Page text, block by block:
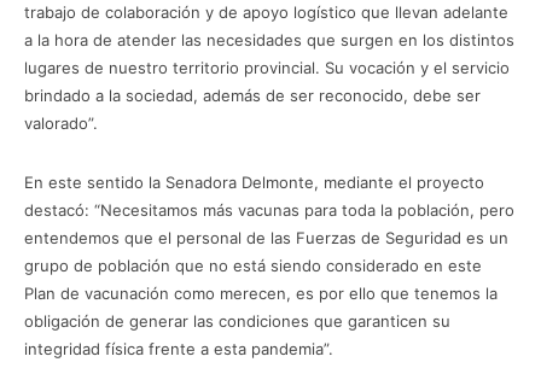
trabajo de colaboración y de apoyo logístico que llevan adelante
a la hora de atender las necesidades que surgen en los distintos
lugares de nuestro territorio provincial. Su vocación y el servicio
brindado a la sociedad, además de ser reconocido, debe ser
valorado”.
En este sentido la Senadora Delmonte, mediante el proyecto
destacó: “Necesitamos más vacunas para toda la población, pero
entendemos que el personal de las Fuerzas de Seguridad es un
grupo de población que no está siendo considerado en este
Plan de vacunación como merecen, es por ello que tenemos la
obligación de generar las condiciones que garanticen su
integridad física frente a esta pandemia”.